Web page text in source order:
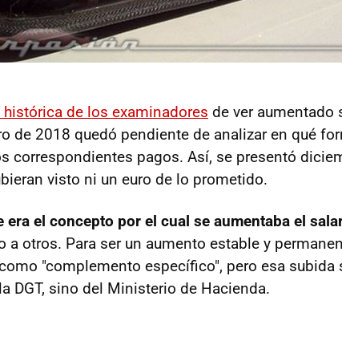
de los examinadores de ver aumentado
de 2018 quedó pendiente de analizar en qué
correspondientes pagos. Así, se presentó
visto ni un euro de lo prometido.
era el concepto por el cual se aumentaba el
a otros. Para ser un aumento estable y
"complemento específico", pero esa subida
DGT, sino del Ministerio de Hacienda.